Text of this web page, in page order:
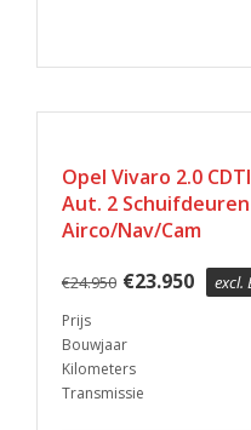
Opel Vivaro 2.0
Aut. 2
Airco/Nav/Cam
€24.950 €23.950 excl.
Prijs
Bouwjaar
Kilometers
Transmissie